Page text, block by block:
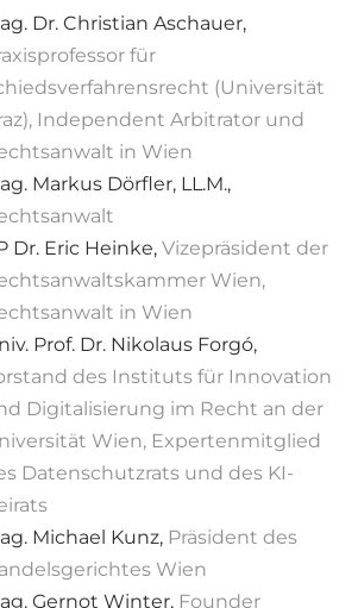
Dr. Christian Aschauer,
für
(Universität
Independent Arbitrator und
in Wien
Markus Dörfler, LL.M.,
Dr. Eric Heinke, Vizepräsident der
Wien,
in Wien
Prof. Dr. Nikolaus Forgó,
des Instituts für Innovation
Digitalisierung im Recht an der
Wien, Expertenmitglied
Datenschutzrats und des KI-
Michael Kunz, Präsident des
Wien
Gernot Winter, Founder